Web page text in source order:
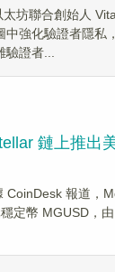
坊聯合創始人
中強化驗證者隱私
驗證者...
鏈上推出
CoinDesk 報道，
定幣 MGUSD，